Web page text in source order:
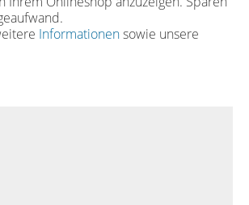
Informationensowie unsere